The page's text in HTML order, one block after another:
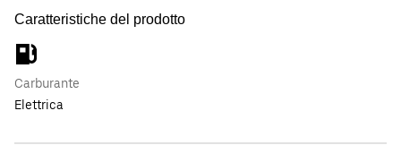
Caratteristiche del prodotto
Carburante
Elettrica